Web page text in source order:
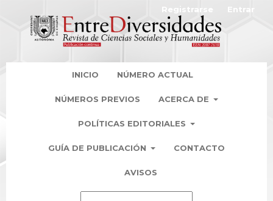
INICIO NÚMERO ACTUAL
NÚMEROS PREVIOS ACERCA DE
POLÍTICAS EDITORIALES
GUÍA DE PUBLICACIÓN CONTACTO
AVISOS
Registrarse Entrar